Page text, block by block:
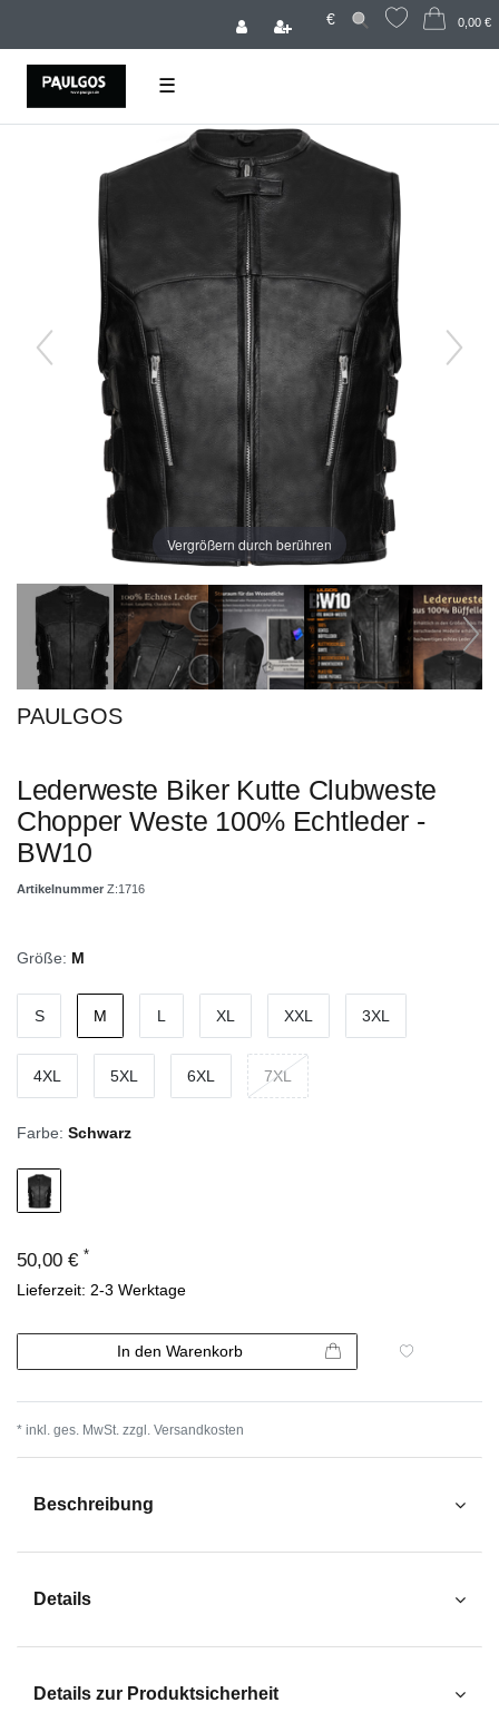
€ 0,00 €
☰
Vergrößern durch berühren
PAULGOS
Lederweste Biker Kutte Clubweste
Chopper Weste 100% Echtleder -
BW10
Artikelnummer Z:1716
Größe: M
S M L XL XXL 3XL
4XL 5XL 6XL 7XL
Farbe: Schwarz
50,00 € *
Lieferzeit: 2-3 Werktage
In den Warenkorb
* inkl. ges. MwSt. zzgl. Versandkosten
Beschreibung
Details
Details zur Produktsicherheit